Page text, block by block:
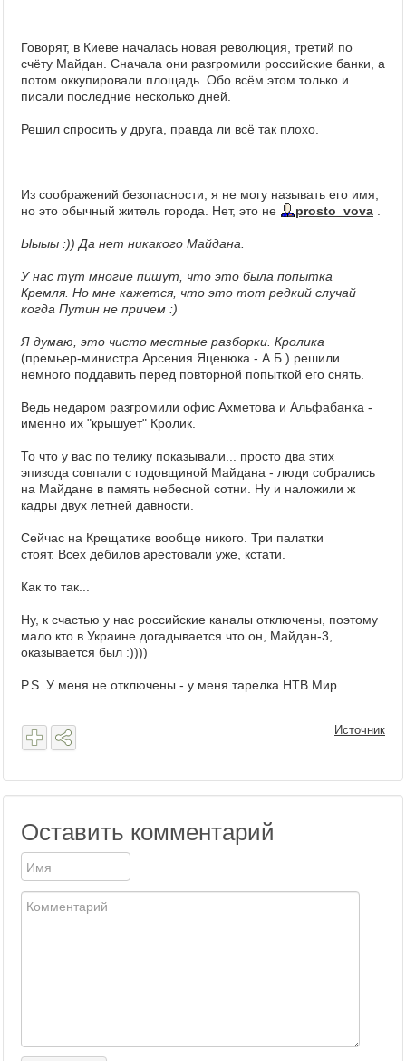
Говорят, в Киеве началась новая революция, третий по
счёту Майдан. Сначала они разгромили российские банки, а
потом оккупировали площадь. Обо всём этом только и
писали последние несколько дней.
Решил спросить у друга, правда ли всё так плохо.
Из соображений безопасности, я не могу называть его имя,
но это обычный житель города. Нет, это не
prosto_vova
Ыыыы :)) Да нет никакого Майдана.
У нас тут многие пишут, что это была попытка
Кремля. Но мне кажется, что это тот редкий случай
когда Путин не причем :)
Я думаю, это чисто местные разборки. Кролика
(премьер-министра Арсения Яценюка - А.Б.) решили
немного поддавить перед повторной попыткой его снять.
Ведь недаром разгромили офис Ахметова и Альфабанка -
именно их "крышует" Кролик.
То что у вас по телику показывали... просто два этих
эпизода совпали с годовщиной Майдана - люди собрались
на Майдане в память небесной сотни. Ну и наложили ж
кадры двух летней давности.
Сейчас на Крещатике вообще никого. Три палатки
стоят. Всех дебилов арестовали уже, кстати.
Как то так...
Ну, к счастью у нас российские каналы отключены, поэтому
мало кто в Украине догадывается что он, Майдан-3,
оказывается был :))))​
​P.S. У меня не отключены - у меня тарелка НТВ Мир.
Источник
Оставить комментарий